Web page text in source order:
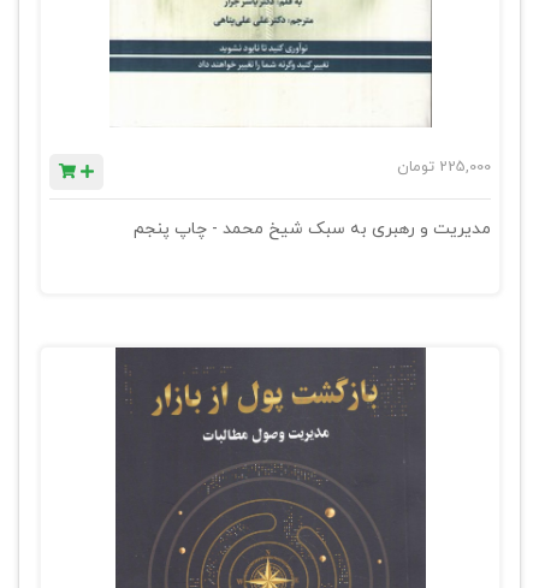
225,000 تومان
مدیریت و رهبری به سبک شیخ محمد - چاپ پنجم